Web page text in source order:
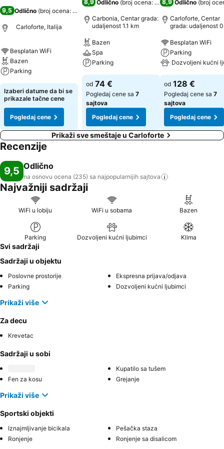
9,5 Odlično (broj ocena: 235
Carloforte, Italija
Besplatan WiFi
Bazen
Parking
Izaberi datume da bi se
prikazale tačne cene
Pogledaj cene
8,9 Odlično (broj ocena: 3.776)
Carbonia, Centar grada:
udaljenost 1.1 km
Bazen
Spa
Parking
od 74 €
Pogledaj cene sa 7
sajtova
Pogledaj cene
8,9 Odlično (broj
Carloforte, Centar
grada: udaljenost
Besplatan WiFi
Parking
Dozvoljeni kućni
od 128 €
Pogledaj cene sa 7
sajtova
Pogledaj cene
Prikaži sve smeštaje u Carloforte
Recenzije
9,5 Odlično
na osnovu ocena (235) sa najpopularnijih sajtova
Najvažniji sadržaji
WiFi u lobiju WiFi u sobama Bazen
Parking Dozvoljeni kućni ljubimci Klima
Svi sadržaji
Sadržaji u objektu
Poslovne prostorije
Ekspresna prijava/odjava
Parking
Dozvoljeni kućni ljubimci
Prikaži više
Za decu
Krevetac
Sadržaji u sobi
Kupatilo sa tušem
Fen za kosu
Grejanje
Prikaži više
Sportski objekti
Iznajmljivanje bicikala
Pešačka staza
Ronjenje
Ronjenje sa disalicom